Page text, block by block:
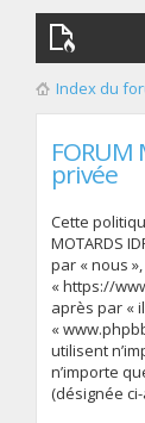
Qui
Les
Index du
FORUM
privée
Cette
MOTARDS
par « nous »,
« https://
après par «
«
utilisent
n’importe
(désignée